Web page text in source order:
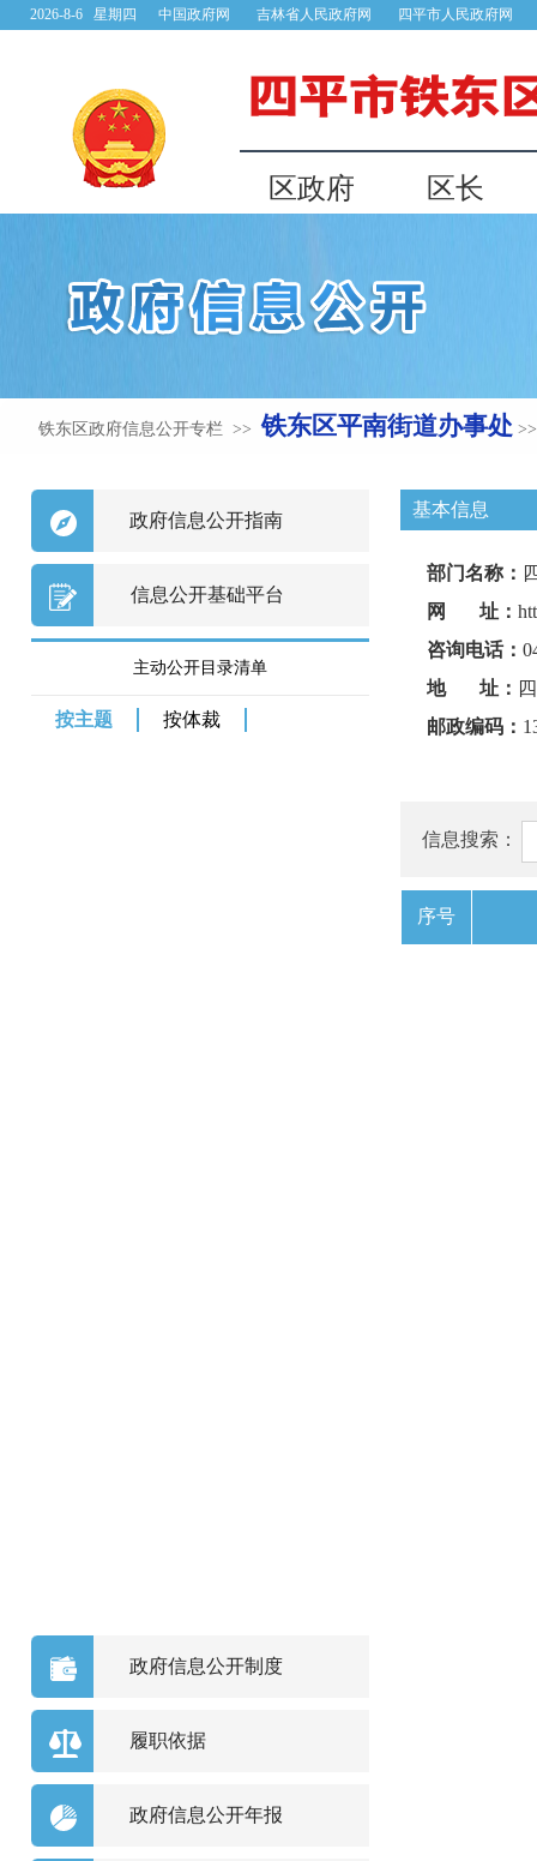
铁东区政府信息公开专栏 >> 铁东区平南街道办事处
基本信息
部门名称：
网 址：
咨询电话：
地 址：
邮政编码：
信息搜索：
序号
政府信息公开指南
信息公开基础平台
主动公开目录清单
按主题 按体裁
政府信息公开制度
履职依据
政府信息公开年报